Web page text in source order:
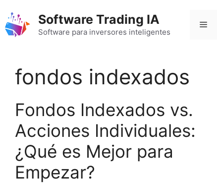
contenido
Software Trading IA
Software para inversores inteligentes
fondos indexados
Fondos Indexados vs.
Acciones Individuales:
¿Qué es Mejor para
Empezar?